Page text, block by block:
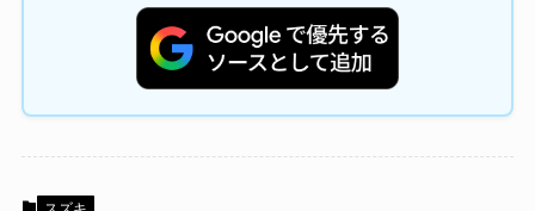
スズキ